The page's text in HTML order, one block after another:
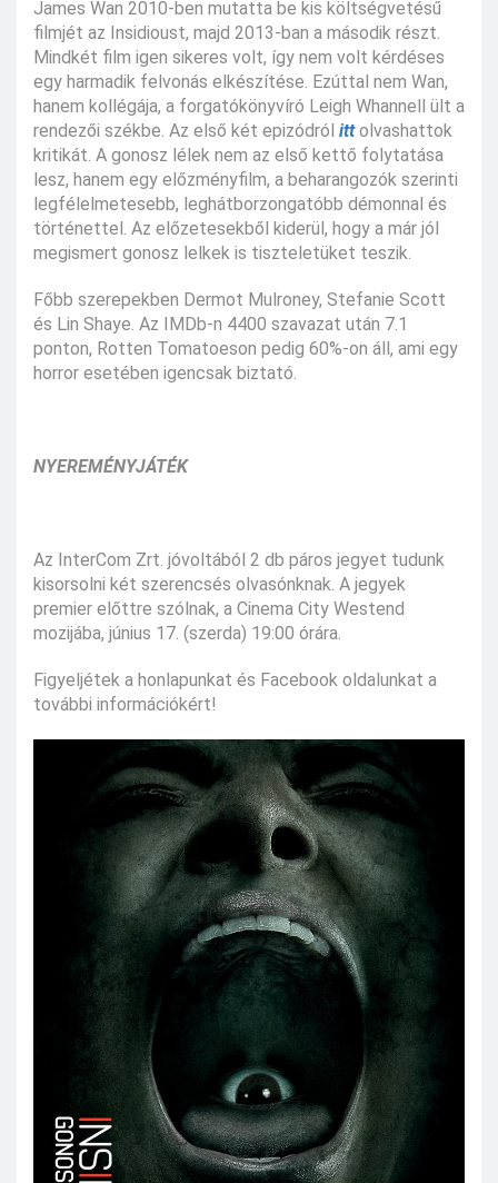
James Wan 2010-ben mutatta be kis költségvetésű
filmjét az Insidioust, majd 2013-ban a második részt.
Mindkét film igen sikeres volt, így nem volt kérdéses
egy harmadik felvonás elkészítése. Ezúttal nem Wan,
hanem kollégája, a forgatókönyvíró Leigh Whannell ült a
rendezői székbe. Az első két epizódról ittolvashattok
kritikát. A gonosz lélek nem az első kettő folytatása
lesz, hanem egy előzményfilm, a beharangozók szerinti
legfélelmetesebb, leghátborzongatóbb démonnal és
történettel. Az előzetesekből kiderül, hogy a már jól
megismert gonosz lelkek is tiszteletüket teszik.
Főbb szerepekben Dermot Mulroney, Stefanie Scott
és Lin Shaye. Az IMDb-n 4400 szavazat után 7.1
ponton, Rotten Tomatoeson pedig 60%-on áll, ami egy
horror esetében igencsak biztató.
NYEREMÉNYJÁTÉK
Az InterCom Zrt. jóvoltából 2 db páros jegyet tudunk
kisorsolni két szerencsés olvasónknak. A jegyek
premier előttre szólnak, a Cinema City Westend
mozijába, június 17. (szerda) 19:00 órára.
Figyeljétek a honlapunkat és Facebook oldalunkat a
további információkért!